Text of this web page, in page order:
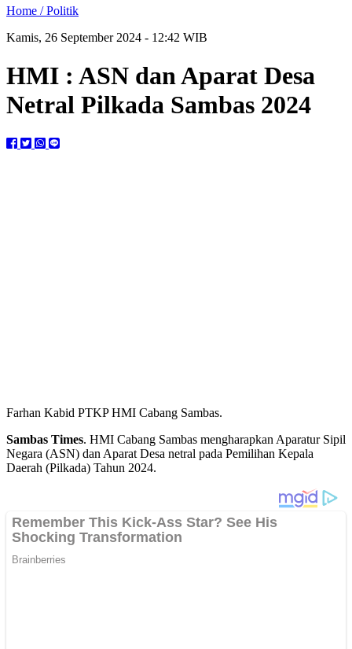
Home /Politik
Kamis, 26 September 2024 - 12:42 WIB
HMI : ASN dan Aparat Desa
Netral Pilkada Sambas 2024
Farhan Kabid PTKP HMI Cabang Sambas.
Sambas Times. HMI Cabang Sambas mengharapkan Aparatur Sipil
Negara (ASN) dan Aparat Desa netral pada Pemilihan Kepala
Daerah (Pilkada) Tahun 2024.